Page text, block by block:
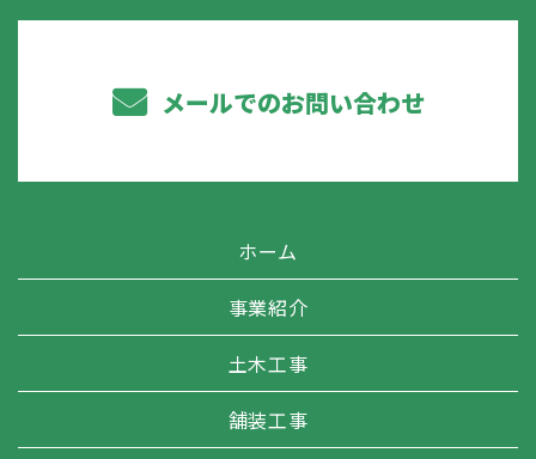
メールでのお問い合わせ
ホーム
事業紹介
土木工事
舗装工事